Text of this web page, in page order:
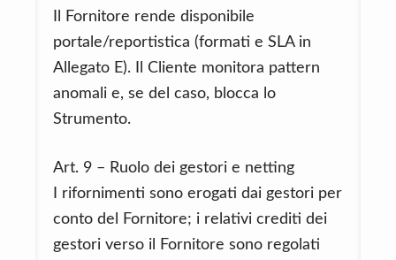
Il Fornitore rende disponibile
portale/reportistica (formati e SLA in
Allegato E). Il Cliente monitora pattern
anomali e, se del caso, blocca lo
Strumento.
Art. 9 – Ruolo dei gestori e netting
I rifornimenti sono erogati dai gestori per
conto del Fornitore; i relativi crediti dei
gestori verso il Fornitore sono regolati